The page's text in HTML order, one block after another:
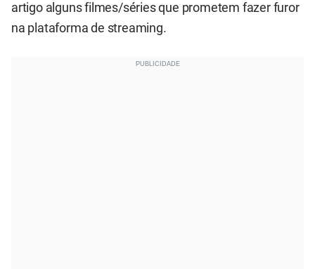
artigo alguns filmes/séries que prometem fazer furor
na plataforma de streaming.